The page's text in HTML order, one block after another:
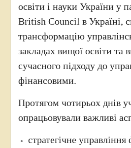
освіти і науки України у
British Council в Україні,
трансформацію
закладах вищої освіти та
сучасного підходу до
фінансовими.
Протягом чотирьох днів
опрацьовували важливі
стратегічне